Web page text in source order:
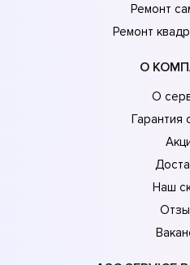
Ремонт
Ремонт
О
О
Гарантия
Наш